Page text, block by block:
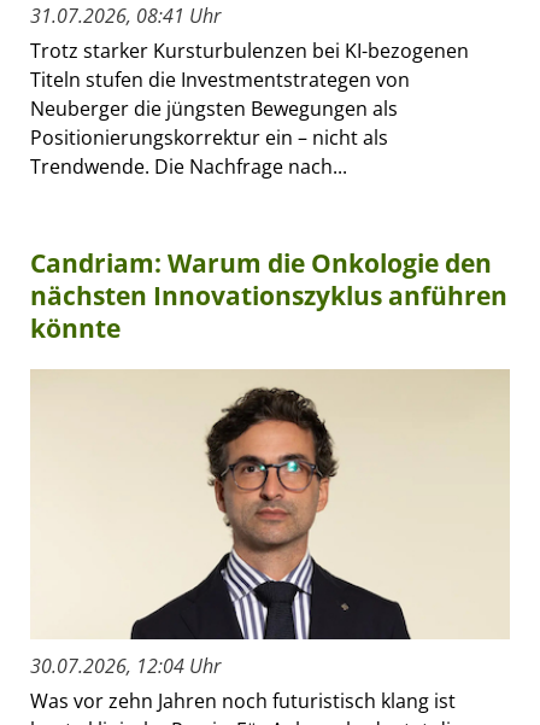
31.07.2026, 08:41 Uhr
Trotz starker Kursturbulenzen bei KI-bezogenen
Titeln stufen die Investmentstrategen von
Neuberger die jüngsten Bewegungen als
Positionierungskorrektur ein – nicht als
Trendwende. Die Nachfrage nach...
Candriam: Warum die Onkologie den
nächsten Innovationszyklus anführen
könnte
30.07.2026, 12:04 Uhr
Was vor zehn Jahren noch futuristisch klang ist